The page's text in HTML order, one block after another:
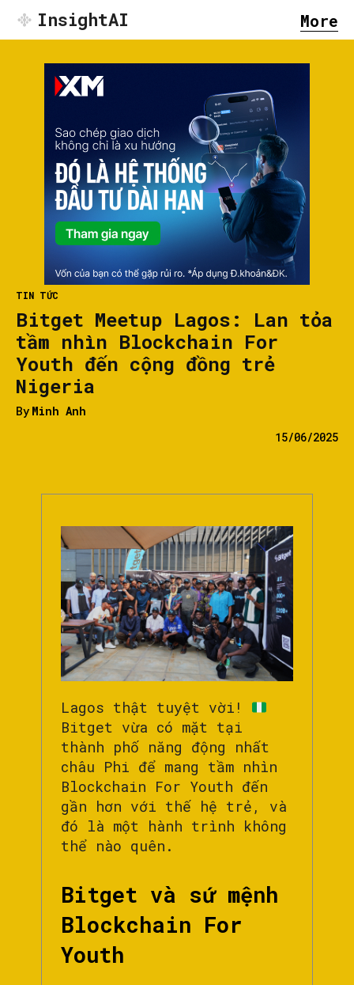
InsightAI More
TIN TỨC
Bitget Meetup Lagos: Lan tỏa
tầm nhìn Blockchain For
Youth đến cộng đồng trẻ
Nigeria
By Minh Anh
15/06/2025
Lagos thật tuyệt vời!
Bitget vừa có mặt tại
thành phố năng động nhất
châu Phi để mang tầm nhìn
Blockchain For Youth đến
gần hơn với thế hệ trẻ, và
đó là một hành trình không
thể nào quên.
Bitget và sứ mệnh
Blockchain For
Youth